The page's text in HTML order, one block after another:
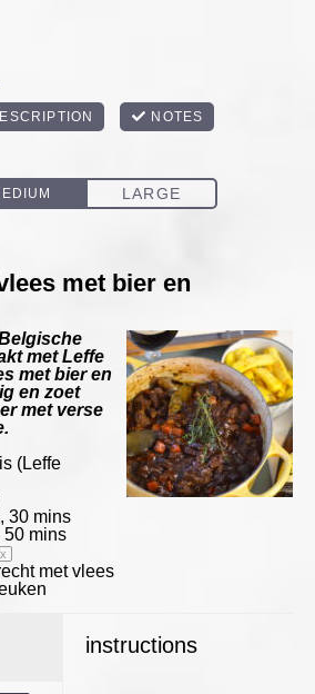
met bier en
met Leffe
met bier en
en zoet
met verse
(Leffe
30 mins
50 mins
x
met vlees
instructions